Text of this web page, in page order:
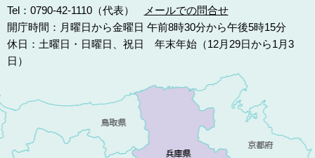
Tel：0790-42-1110（代表）
メールでの問合せ
開庁時間：月曜日から金曜日 午前8時30分から午後5時15分
休日：土曜日・日曜日、祝日 年末年始（12月29日から1月3
日）